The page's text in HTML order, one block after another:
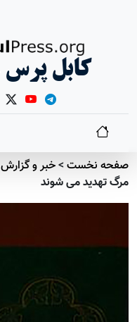
کابل پرس
صفحه نخست>خبر و گزارش
مرگ تهدید می شوند